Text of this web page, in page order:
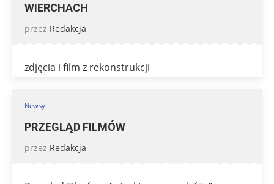
WIERCHACH
przez Redakcja
zdjęcia i film z rekonstrukcji
Newsy
PRZEGLĄD FILMÓW
przez Redakcja